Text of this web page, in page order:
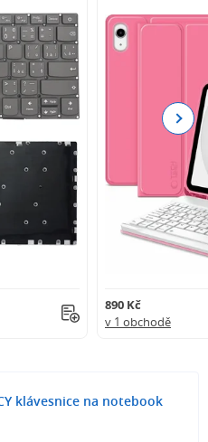
890 Kč
v 1 obchodě
Next
klávesnice na notebook